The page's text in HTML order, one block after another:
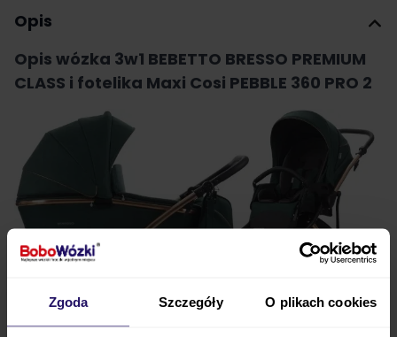
Zgoda Szczegóły O plikach cookies
Opis
Opis wózka 3w1 BEBETTO BRESSO PREMIUM
CLASS i fotelika Maxi Cosi PEBBLE 360 PRO 2